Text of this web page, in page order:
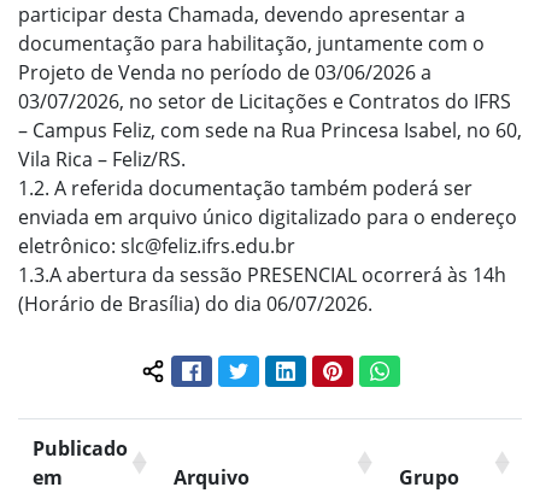
participar desta Chamada, devendo apresentar a
documentação para habilitação, juntamente com o
Projeto de Venda no período de 03/06/2026 a
03/07/2026, no setor de Licitações e Contratos do IFRS
– Campus Feliz, com sede na Rua Princesa Isabel, no 60,
Vila Rica – Feliz/RS.
1.2. A referida documentação também poderá ser
enviada em arquivo único digitalizado para o endereço
eletrônico: slc@feliz.ifrs.edu.br
1.3.A abertura da sessão PRESENCIAL ocorrerá às 14h
(Horário de Brasília) do dia 06/07/2026.
Compartilhar conteúdo:
FacebookTwitterLinkedInPinterestWhatsApp
Publicado
em
Arquivo Grupo